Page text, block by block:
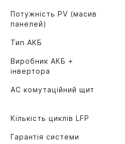
Потужність PV (масив
панелей)
Тип АКБ
Виробник АКБ +
інвертора
AC комутаційний щит
Кількість циклів LFP
Гарантія системи